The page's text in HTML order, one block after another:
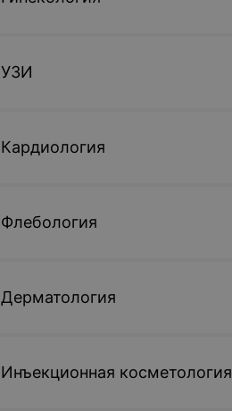
УЗИ
Кардиология
Флебология
Дерматология
Инъекционная косметология